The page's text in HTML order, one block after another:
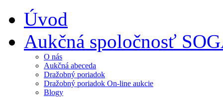
Úvod
Aukčná spoločnosť
O nás
Aukčná abeceda
Dražobný poriadok
Dražobný poriadok On-line aukcie
Blogy